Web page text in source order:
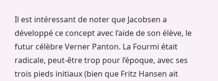
Il est intéressant de noter que Jacobsen a
développé ce concept avec l’aide de son élève, le
futur célèbre Verner Panton. La Fourmi était
radicale, peut-être trop pour l’époque, avec ses
trois pieds initiaux (bien que Fritz Hansen ait